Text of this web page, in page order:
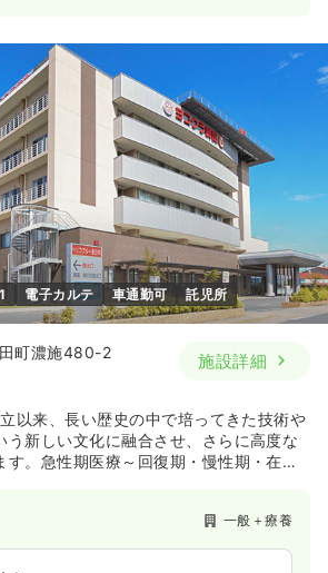
電子カルテ 車通勤可 託児所
町濃施480-2
施設詳細
以来、長い歴史の中で培ってきた技術や
う新しい文化に融合させ、さらに高度な
す。急性期医療～回復期・慢性期・在宅
頭痛外来、もの忘れ外来、無呼吸外来が
本医療機能評価機構の機能種別版評価項
一般＋療養